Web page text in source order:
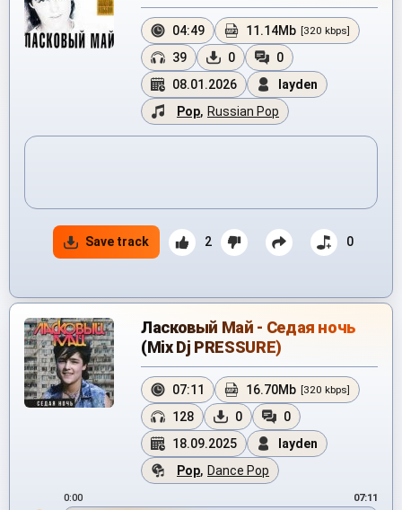
04:49 11.14Mb [320 kbps]
39 0
0
08.01.2026
layden
Pop, Russian Pop
Save track 2 0
Ласковый Май - Седая ночь
(Mix Dj PRESSURE)
07:11 16.70Mb [320 kbps]
128 0
0
18.09.2025
layden
Pop, Dance Pop
0:00 07:11